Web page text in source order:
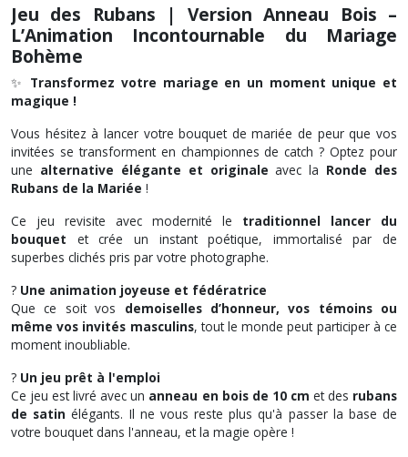
Jeu des Rubans | Version Anneau Bois –
L’Animation Incontournable du Mariage
Bohème
✨ Transformez votre mariage en un moment unique et
magique !
Vous hésitez à lancer votre bouquet de mariée de peur que vos
invitées se transforment en championnes de catch ? Optez pour
une alternative élégante et originale avec la Ronde des
Rubans de la Mariée !
Ce jeu revisite avec modernité le traditionnel lancer du
bouquet et crée un instant poétique, immortalisé par de
superbes clichés pris par votre photographe.
? Une animation joyeuse et fédératrice
Que ce soit vos demoiselles d’honneur, vos témoins ou
même vos invités masculins, tout le monde peut participer à ce
moment inoubliable.
? Un jeu prêt à l'emploi
Ce jeu est livré avec un anneau en bois de 10 cm et des rubans
de satin élégants. Il ne vous reste plus qu'à passer la base de
votre bouquet dans l'anneau, et la magie opère !